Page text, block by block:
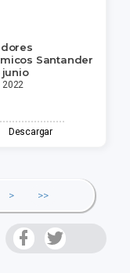
Santander
junio
2022
Descargar
> >>